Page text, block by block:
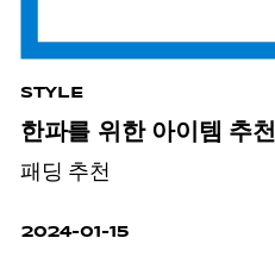
STYLE
한파를 위한 아이템 추천
패딩 추천
2024-01-15